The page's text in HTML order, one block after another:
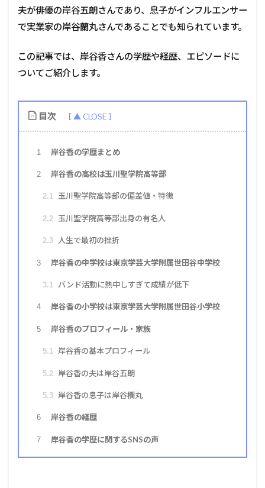
夫が俳優の岸谷五朗さんであり、息子がインフルエンサー
で実業家の岸谷蘭丸さんであることでも知られています。
この記事では、岸谷香さんの学歴や経歴、エピソードに
ついてご紹介します。
目次
1 岸谷香の学歴まとめ
2 岸谷香の高校は玉川聖学院高等部
2.1 玉川聖学院高等部の偏差値・特徴
2.2 玉川聖学院高等部出身の有名人
2.3 人生で最初の挫折
3 岸谷香の中学校は東京学芸大学附属世田谷中学校
3.1 バンド活動に熱中しすぎて成績が低下
4 岸谷香の小学校は東京学芸大学附属世田谷小学校
5 岸谷香のプロフィール・家族
5.1 岸谷香の基本プロフィール
5.2 岸谷香の夫は岸谷五朗
5.3 岸谷香の息子は岸谷欄丸
6 岸谷香の経歴
7 岸谷香の学歴に関するSNSの声